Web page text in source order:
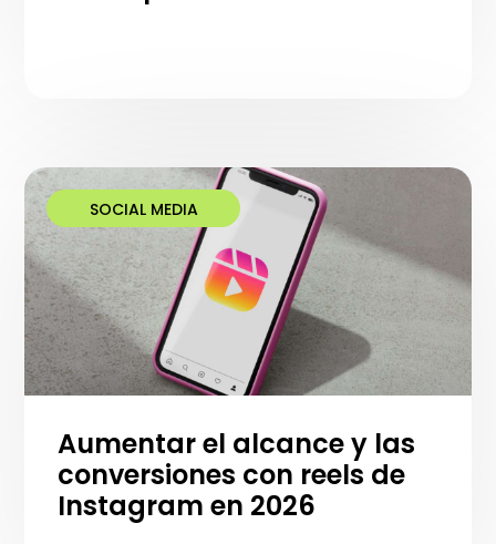
SOCIAL MEDIA
Aumentar el alcance y las
conversiones con reels de
Instagram en 2026